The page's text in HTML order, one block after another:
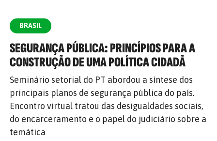
BRASIL
SEGURANÇA PÚBLICA: PRINCÍPIOS PARA A
CONSTRUÇÃO DE UMA POLÍTICA CIDADÃ
Seminário setorial do PT abordou a síntese dos
principais planos de segurança pública do país.
Encontro virtual tratou das desigualdades sociais,
do encarceramento e o papel do judiciário sobre a
temática